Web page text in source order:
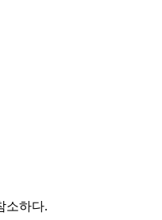
소하다.